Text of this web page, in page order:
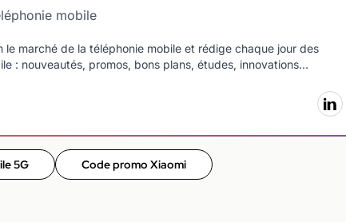
mobile
marché de la téléphonie mobile et rédige chaque jour des
: nouveautés, promos, bons plans, études, innovations…
5G Code promo Xiaomi